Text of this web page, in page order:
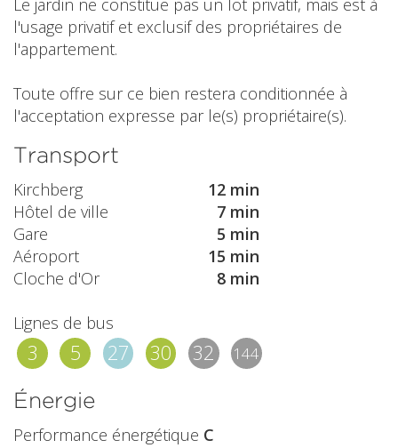
Le jardin ne constitue pas un lot privatif, mais est à
l'usage privatif et exclusif des propriétaires de
l'appartement.
Toute offre sur ce bien restera conditionnée à
l'acceptation expresse par le(s) propriétaire(s).
Transport
Kirchberg
12 min
Hôtel de ville
7 min
Gare
5 min
Aéroport
15 min
Cloche d'Or
8 min
Lignes de bus
3 5 27 30 32 144
Énergie
Performance énergétique C